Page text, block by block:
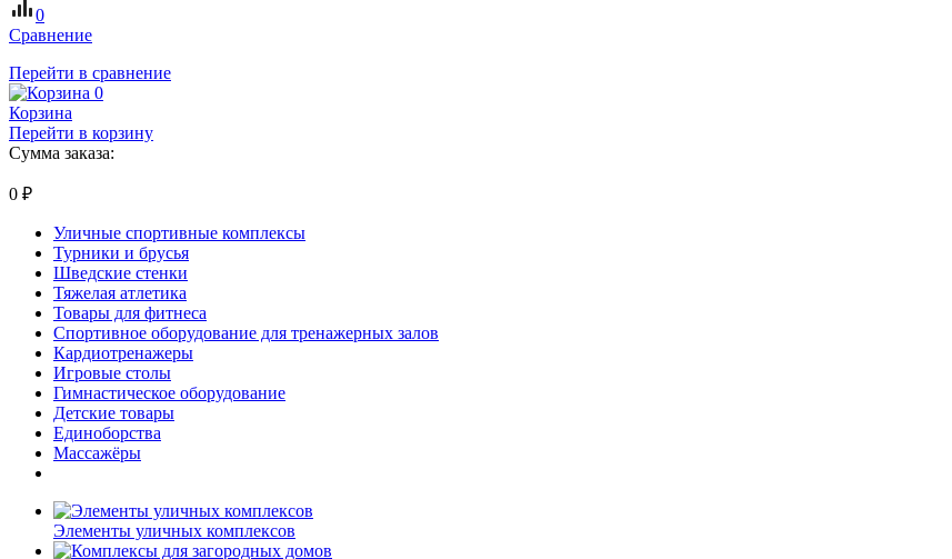
0
Сравнение
Перейти в сравнение
0
Корзина
Перейти в корзину
Сумма заказа:
0 ₽
Уличные спортивные комплексы
Турники и брусья
Шведские стенки
Тяжелая атлетика
Товары для фитнеса
Спортивное оборудование для тренажерных залов
Кардиотренажеры
Игровые столы
Гимнастическое оборудование
Детские товары
Единоборства
Массажёры
Элементы уличных комплексов